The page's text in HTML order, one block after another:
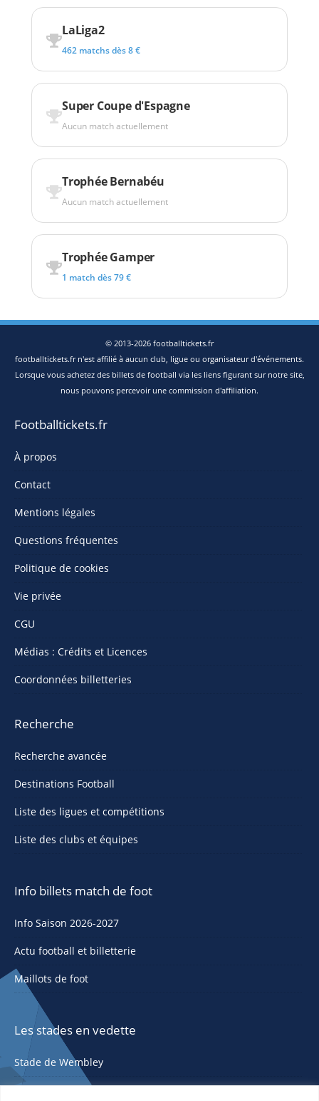
LaLiga2
462 matchs dès 8 €
Super Coupe d'Espagne
Aucun match actuellement
Trophée Bernabéu
Aucun match actuellement
Trophée Gamper
1 match dès 79 €
© 2013-2026 footballtickets.fr
footballtickets.fr n'est affilié à aucun club, ligue ou organisateur d'événements.
Lorsque vous achetez des billets de football via les liens figurant sur notre site,
nous pouvons percevoir une commission d'affiliation.
Footballtickets.fr
À propos
Contact
Mentions légales
Questions fréquentes
Politique de cookies
Vie privée
CGU
Médias : Crédits et Licences
Coordonnées billetteries
Recherche
Recherche avancée
Destinations Football
Liste des ligues et compétitions
Liste des clubs et équipes
Info billets match de foot
Info Saison 2026-2027
Actu football et billetterie
Maillots de foot
Les stades en vedette
Stade de Wembley